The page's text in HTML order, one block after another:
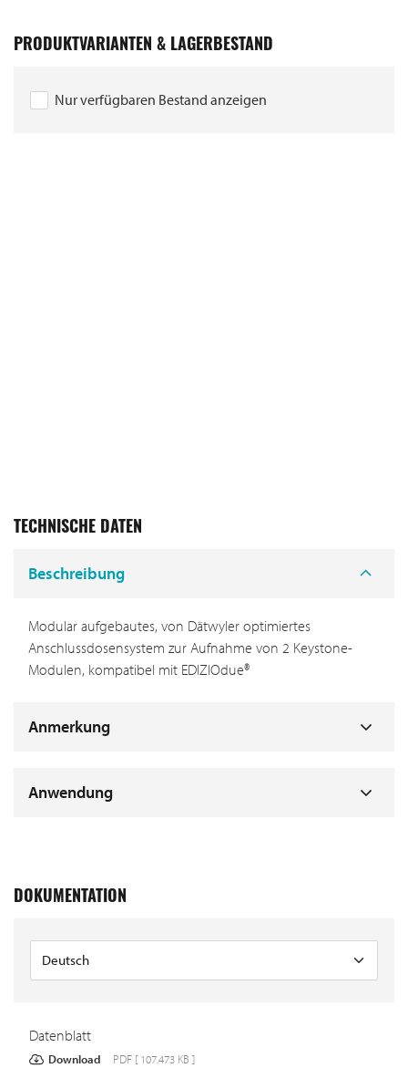
PRODUKTVARIANTEN & LAGERBESTAND
Nur verfügbaren Bestand anzeigen
TECHNISCHE DATEN
Beschreibung
Modular aufgebautes, von Dätwyler optimiertes
Anschlussdosensystem zur Aufnahme von 2 Keystone-
Modulen, kompatibel mit EDIZIOdue®
Anmerkung
Anwendung
DOKUMENTATION
Datenblatt
Download PDF [ 107.473 KB ]